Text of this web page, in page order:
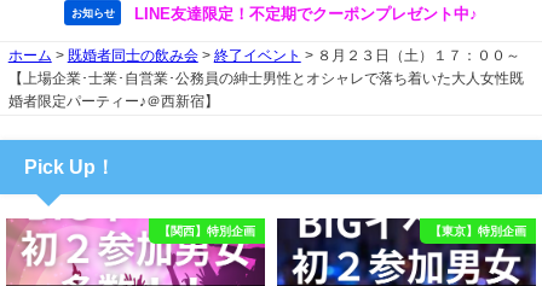
お知らせ LINE友達限定！不定期でクーポンプレゼント中♪
ホーム > 既婚者同士の飲み会> 終了イベント > ８月２３日（土）１７：００～
【上場企業･士業･自営業･公務員の紳士男性とオシャレで落ち着いた大人女性既
婚者限定パーティー♪＠西新宿】
Pick Up！
【関西】特別企画 【東京】特別企画